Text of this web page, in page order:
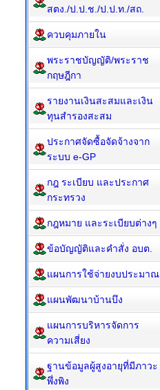
สตง./ป.ป.ช./ป.ป.ท./สถ.
ควบคุมภายใน
พระราชบัญญัติ/พระราช
กฤษฎีกา
รายงานเงินสะสมและเงิน
ทุนสำรองสะสม
ประกาศจัดซื้อจัดจ้างจาก
ระบบ e-GP
กฎ ระเบียบ และประกาศ
กระทรวง
กฎหมาย และระเบียบต่างๆ
ข้อบัญญัติและคำสั่ง อบต.
แผนการใช้จ่ายงบประมาณ
แผนพัฒนาบ้านบึง
แผนการบริหารจัดการ
ความเสี่ยง
ฐานข้อมูลผู้สูงอายุที่มีภาวะ
พึ่งพิง